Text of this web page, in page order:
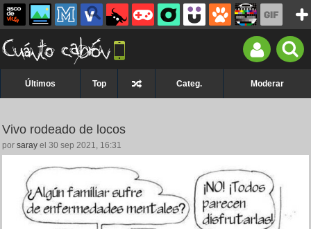
Últimos Top Categ. Moderar
Vivo rodeado de locos
por saray el 30 sep 2021, 16:31